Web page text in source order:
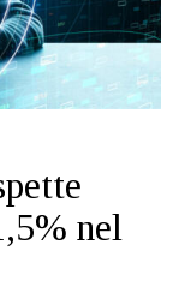
nel